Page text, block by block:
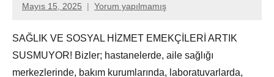
Mayıs 15, 2025
Aksu
Yorum yapılmamış
SAĞLIK VE SOSYAL HİZMET EMEKÇİLERİ ARTIK
SUSMUYOR! Bizler; hastanelerde, aile sağlığı
merkezlerinde, bakım kurumlarında, laboratuvarlarda,